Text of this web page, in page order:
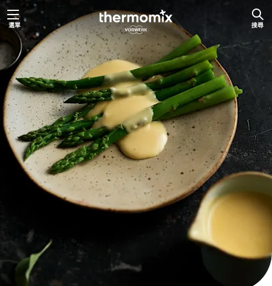
跳
主
內
選單 搜尋